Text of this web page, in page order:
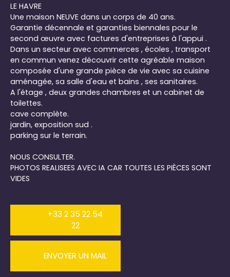
LE HAVRE
Une maison NEUVE dans un corps de 40 ans.
Garantie décennale et garanties biennales pour le
second œuvre avec factures d'entreprises à l'appui .
Dans un secteur avec commerces , écoles , transport
en commun venez découvrir cette agréable maison
composée d'une grande pièce de vie avec sa cuisine
aménagée, sa salle d'eau et bains , ses sanitaires.
A l'étage , deux grandes chambres et un cabinet de
toilettes.
cave complète.
jardin, exposition sud .
parking sur le terrain.
NOUS CONSULTER.
PHOTOS REALISEES AVEC IA CAR TOUTES LES PIÈCES SONT
VIDES
+33 2 35 22 54
22
ENVOYER UN MAIL